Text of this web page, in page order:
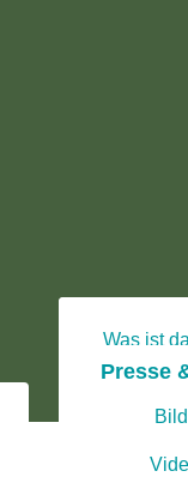
Was ist
Archiv:
Presse